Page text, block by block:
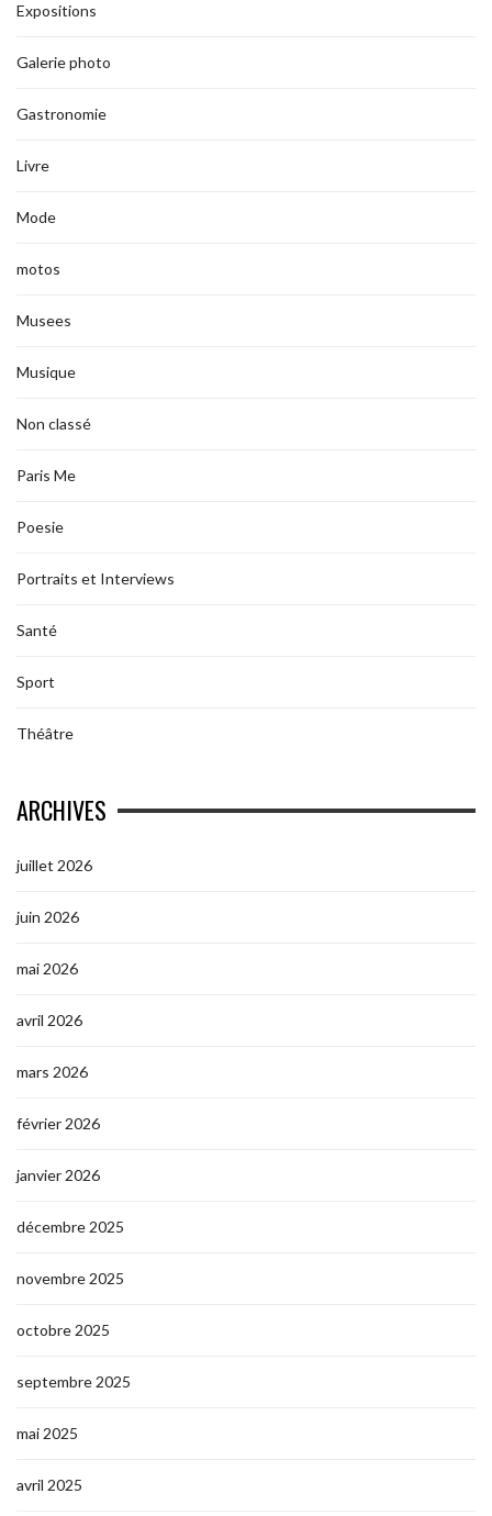
Expositions
Galerie photo
Gastronomie
Livre
Mode
motos
Musees
Musique
Non classé
Paris Me
Poesie
Portraits et Interviews
Santé
Sport
Théâtre
ARCHIVES
juillet 2026
juin 2026
mai 2026
avril 2026
mars 2026
février 2026
janvier 2026
décembre 2025
novembre 2025
octobre 2025
septembre 2025
mai 2025
avril 2025